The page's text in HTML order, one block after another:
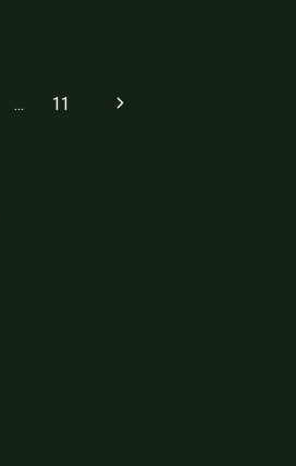
… 11
Следующая